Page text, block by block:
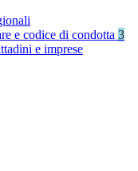
e codice di condotta 3
e imprese